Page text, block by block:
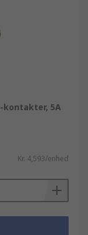
kontakter, 5A
Kr. 4,593/enhed